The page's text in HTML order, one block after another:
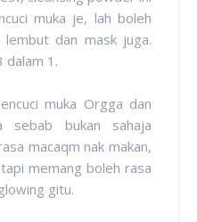
muka je, lah boleh
lembut dan mask juga.
dalam 1.
muka Orgga dan
sebab bukan sahaja
macaqm nak makan,
memang boleh rasa
gitu.